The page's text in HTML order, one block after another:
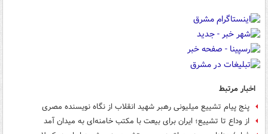
اخبار مرتبط
پنج پیام تشییع میلیونی رهبر شهید انقلاب از نگاه نویسنده مصری
از وداع تا تشییع؛ ایران برای بیعت با مکتب خامنه‌ای به میدان آمد